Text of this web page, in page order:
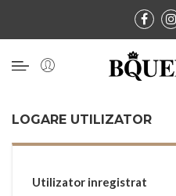
LOGARE UTILIZATOR
Utilizator inregistrat